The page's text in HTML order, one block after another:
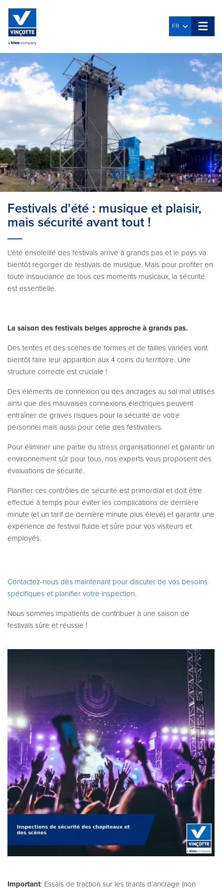
FR
Festivals d'été : musique et plaisir,
mais sécurité avant tout !
L'été ensoleillé des festivals arrive à grands pas et le pays va
bientôt regorger de festivals de musique. Mais pour profiter en
toute insouciance de tous ces moments musicaux, la sécurité
est essentielle.
La saison des festivals belges approche à grands pas.
Des tentes et des scènes de formes et de tailles variées vont
bientôt faire leur apparition aux 4 coins du territoire. Une
structure correcte est cruciale !
Des éléments de connexion ou des ancrages au sol mal utilisés
ainsi que des mauvaises connexions électriques peuvent
entraîner de graves risques pour la sécurité de votre
personnel mais aussi pour celle des festivaliers.
Pour éliminer une partie du stress organisationnel et garantir un
environnement sûr pour tous, nos experts vous proposent des
évaluations de sécurité.
Planifier ces contrôles de sécurité est primordial et doit être
effectué à temps pour éviter les complications de dernière
minute (et un tarif de dernière minute plus élevé) et garantir une
expérience de festival fluide et sûre pour vos visiteurs et
employés.
Contactez-nous dès maintenant pour discuter de vos besoins
spécifiques et planifier votre inspection.
Nous sommes impatients de contribuer à une saison de
festivals sûre et réussie !
Important: Essais de traction sur les tirants d’ancrage (non